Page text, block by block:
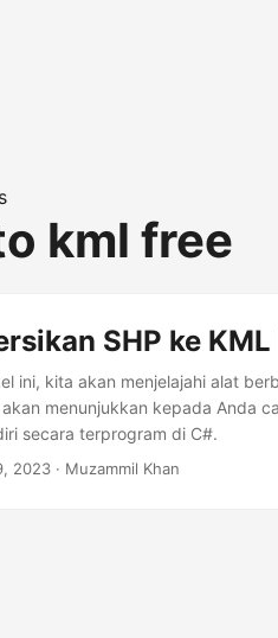
kml free
SHP ke
ini, kita akan menjelajahi alat
menunjukkan kepada Anda
secara terprogram di C#.
2023 · Muzammil Khan